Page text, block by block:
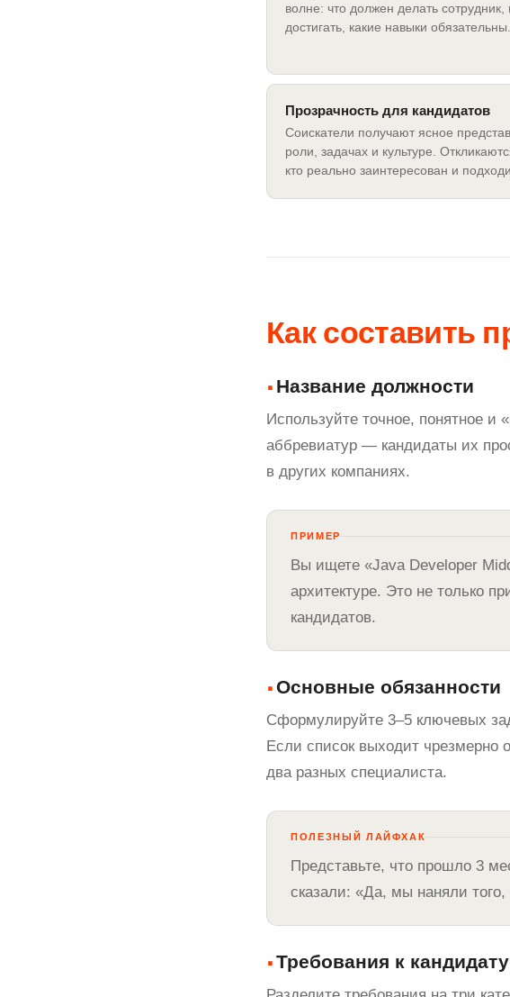
волне: что должен делать сотрудник,
достигать, какие навыки обязательны.
Прозрачность для кандидатов
Соискатели получают ясное
роли, задачах и культуре.
кто реально заинтересован и
Как составить
Название должности
Используйте точное, понятное и
аббревиатур — кандидаты их
в других компаниях.
ПРИМЕР
Вы ищете «Java Developer
архитектуре. Это не только
кандидатов.
Основные обязанности
Сформулируйте 3–5 ключевых
Если список выходит
два разных специалиста.
ПОЛЕЗНЫЙ ЛАЙФХАК
Представьте, что прошло 3
сказали: «Да, мы наняли того,
Требования к кандидату